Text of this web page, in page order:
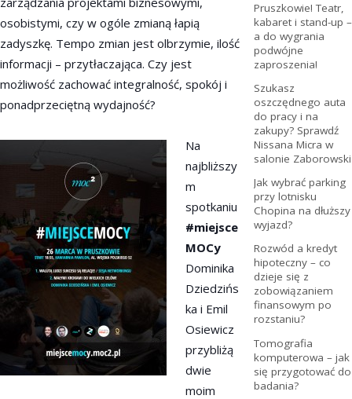
osobistymi, czy w ogóle zmianą łapią
zadyszkę. Tempo zmian jest olbrzymie, ilość
informacji – przytłaczająca. Czy jest
możliwość zachować integralność, spokój i
ponadprzeciętną wydajność?
Na
najbliższy
m
spotkaniu
#miejsce
MOCy
Dominika
Dziedzińs
ka i Emil
Osiewicz
przybliżą
dwie
moim
Pruszkowie! Teatr,
kabaret i stand-up –
a do wygrania
podwójne
zaproszenia!
Szukasz
oszczędnego auta
do pracy i na
zakupy? Sprawdź
Nissana Micra w
salonie Zaborowski
Jak wybrać parking
przy lotnisku
Chopina na dłuższy
wyjazd?
Rozwód a kredyt
hipoteczny – co
dzieje się z
zobowiązaniem
finansowym po
rozstaniu?
Tomografia
komputerowa – jak
się przygotować do
badania?